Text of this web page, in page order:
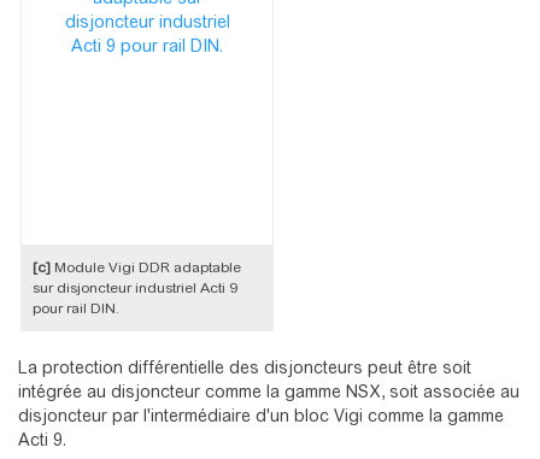
[c] Module Vigi DDR adaptable
sur disjoncteur industriel Acti 9
pour rail DIN.
La protection différentielle des disjoncteurs peut être soit
intégrée au disjoncteur comme la gamme NSX, soit associée au
disjoncteur par l'intermédiaire d'un bloc Vigi comme la gamme
Acti 9.